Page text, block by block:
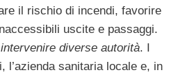
il rischio di incendi, favorire
uscite e passaggi.
diverse autorità. I
l’azienda sanitaria locale e, in